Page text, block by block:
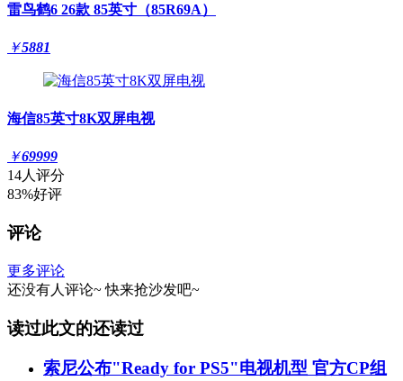
雷鸟鹤6 26款 85英寸（85R69A）
￥5881
海信85英寸8K双屏电视
￥69999
14人评分
83%好评
评论
更多评论
还没有人评论~ 快来抢沙发吧~
读过此文的还读过
索尼公布"Ready for PS5"电视机型 官方CP组